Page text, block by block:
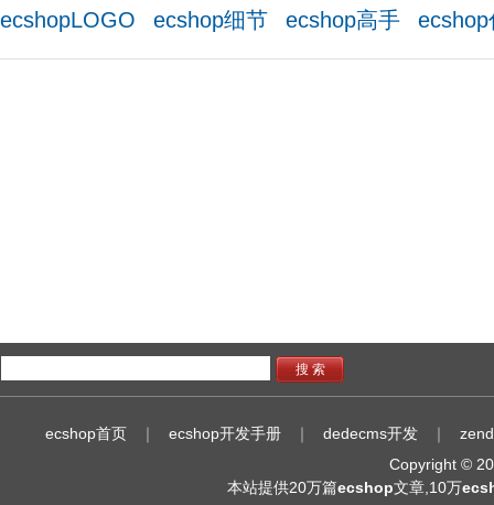
ecshopLOGO
ecshop细节 ecshop高手 ecshop
搜 索
ecshop首页 ｜ ecshop开发手册 ｜ dedecms开发 ｜
Copyright ©
本站提供20万篇ecshop文章,10万